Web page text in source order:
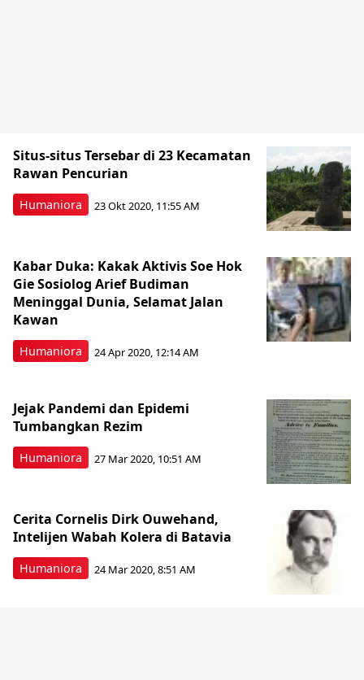
Humaniora
Situs-situs Tersebar di 23 Kecamatan
Rawan Pencurian
23 Okt 2020, 11:55 AM
Humaniora
Kabar Duka: Kakak Aktivis Soe Hok
Gie Sosiolog Arief Budiman
Meninggal Dunia, Selamat Jalan
Kawan
24 Apr 2020, 12:14 AM
Humaniora
Jejak Pandemi dan Epidemi
Tumbangkan Rezim
27 Mar 2020, 10:51 AM
Humaniora
Cerita Cornelis Dirk Ouwehand,
Intelijen Wabah Kolera di Batavia
24 Mar 2020, 8:51 AM